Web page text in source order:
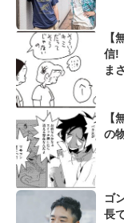
【
信!
ま
【
の
ゴ
長